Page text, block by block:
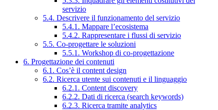
servizio
5.4. Descrivere il funzionamento del servizio
5.4.1. Mappare l’ecosistema
5.4.2. Rappresentare i flussi di servizio
5.5. Co-progettare le soluzioni
5.5.1. Workshop di co-progettazione
6. Progettazione dei contenuti
6.1. Cos’è il content design
6.2. Ricerca utente sui contenuti e il linguaggio
6.2.1. Content discovery
6.2.2. Dati di ricerca (search keywords)
6.2.3. Ricerca tramite analytics